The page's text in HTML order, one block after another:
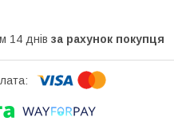
14 днів за рахунок покупця